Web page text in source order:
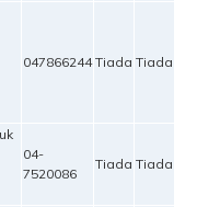
047866244 Tiada Tiada
04-
7520086
Tiada Tiada